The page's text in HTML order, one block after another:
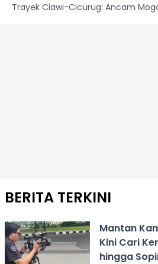
Trayek Ciawi-Cicurug: Ancam
BERITA TERKINI
Mantan
Kini Cari
hingga